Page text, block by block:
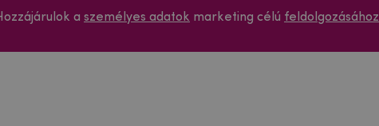
a személyes adatok marketing célú feldolgozásához